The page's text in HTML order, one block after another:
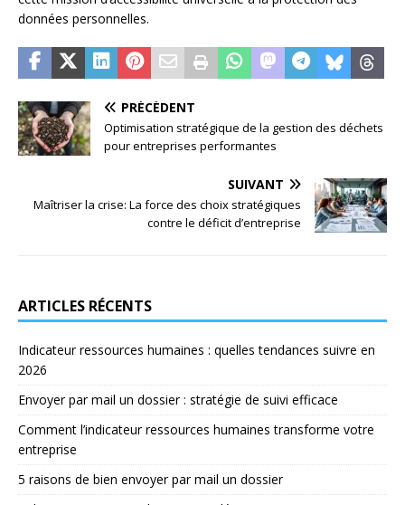
données personnelles.
PRÉCÉDENT
Optimisation stratégique de la gestion des déchets
pour entreprises performantes
SUIVANT
Maîtriser la crise: La force des choix stratégiques
contre le déficit d’entreprise
ARTICLES RÉCENTS
Indicateur ressources humaines : quelles tendances suivre en
2026
Envoyer par mail un dossier : stratégie de suivi efficace
Comment l’indicateur ressources humaines transforme votre
entreprise
5 raisons de bien envoyer par mail un dossier